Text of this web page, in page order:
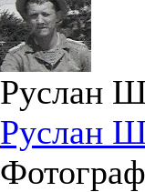
Руслан
Руслан